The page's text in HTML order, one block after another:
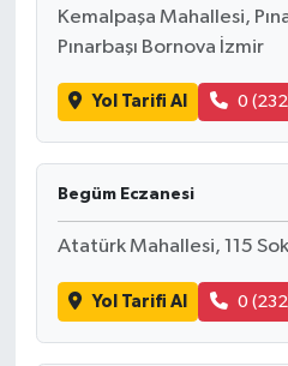
Kemalpaşa Mahallesi,
Pınarbaşı Bornova İzmir
Yol Tarifi Al 0
Begüm Eczanesi
Atatürk Mahallesi, 115
Yol Tarifi Al 0